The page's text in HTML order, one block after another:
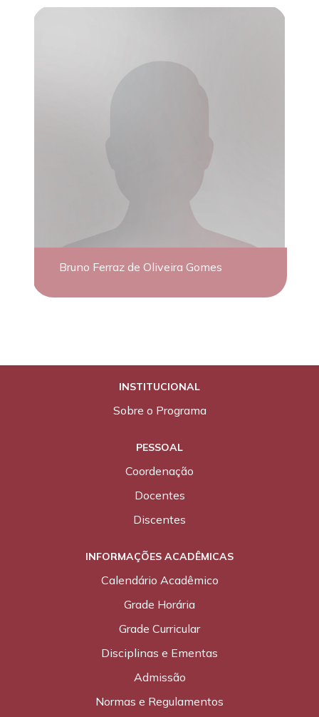
Bruno Ferraz de Oliveira Gomes
INSTITUCIONAL
Sobre o Programa
PESSOAL
Coordenação
Docentes
Discentes
INFORMAÇÕES ACADÊMICAS
Calendário Acadêmico
Grade Horária
Grade Curricular
Disciplinas e Ementas
Admissão
Normas e Regulamentos